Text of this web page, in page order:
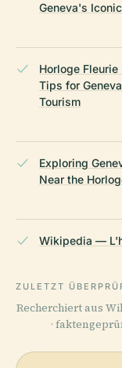
Geneva's
Horloge
Tips for
Tourism
Exploring
Near the
Wikipedia —
ZULETZT
Recherchiert aus
·